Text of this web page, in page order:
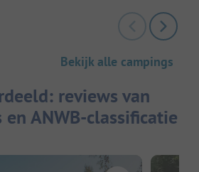
Bekijk alle campings
reviews van
en ANWB-classificatie